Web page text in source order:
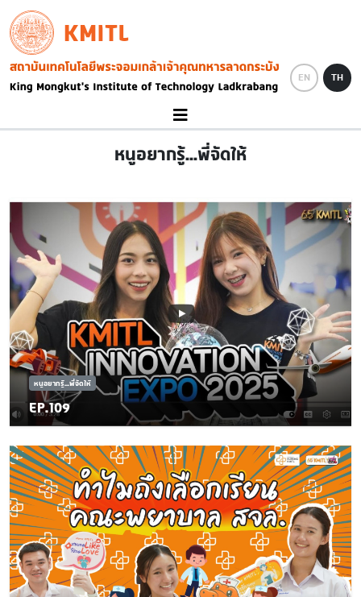
Skip to main content
KMITL
Image
EN TH
หนูอยากรู้...พี่จัดให้
หนูอยากรู้...พี่จัดให้
EP.109